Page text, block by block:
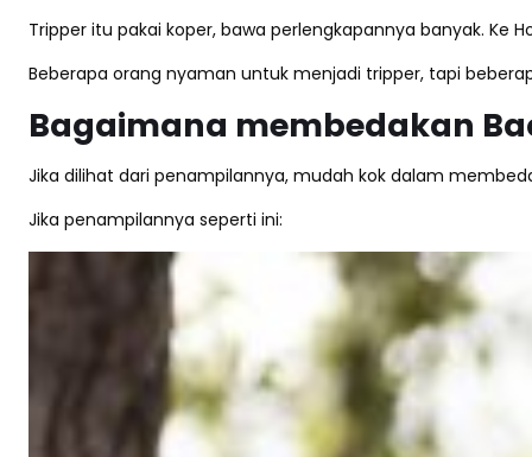
Tripper itu pakai koper, bawa perlengkapannya banyak. Ke
Beberapa orang nyaman untuk menjadi tripper, tapi
Bagaimana membedakan
Jika dilihat dari penampilannya, mudah kok dalam
Jika penampilannya seperti ini: